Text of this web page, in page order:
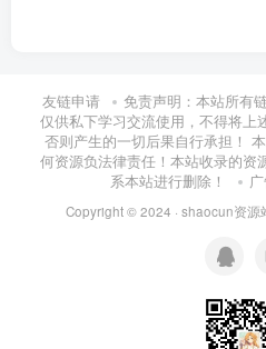
友链申请
免责声明：本站所有
仅供私下学习交流使用，不得将上
否则产生的一切后果自行承担！
何资源负法律责任！本站收录的资
系本站进行删除！
Copyright © 2024 · shaocun资源